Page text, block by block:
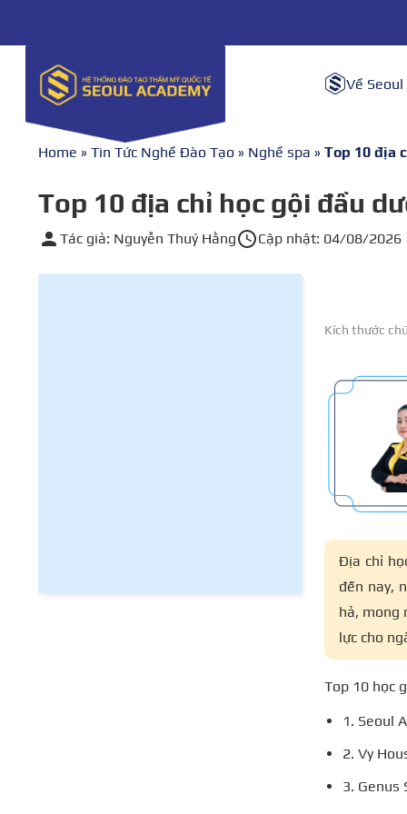
Về
Home » Tin Tức Nghề Đào Tạo » Nghề spa » Top 10 địa
Top 10 địa chỉ học gội đầu
Tác giả: Nguyễn Thuý Hằng Cập nhật: 04/08/2026
Kích thước
Địa chỉ
đến nay,
hả, mong
lực cho
Top 10 học
1. Seoul
2. Vy
3. Genus